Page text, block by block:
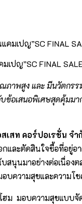
ปญ”SC FINAL
าพสูง และ มีนวัตกร
ข้อเสนอพิเศษสุดคุ้มมา
เสท คอร์ปอเรชั่น จำ
กและตัดสินใจซื้อที่อ
นมาอย่างต่อเนื่อง
อบความสุขและความโ
ฮม มอบความสุขแบบจั